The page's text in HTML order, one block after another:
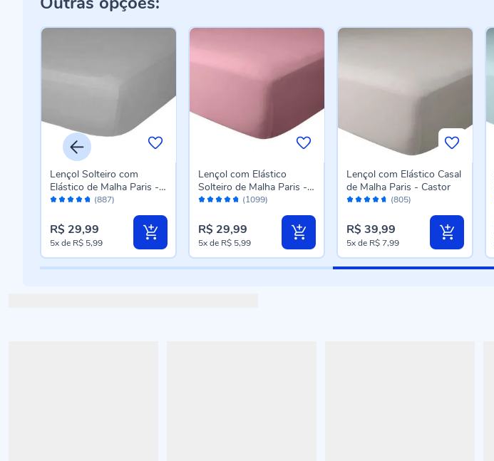
Avaliação: (887)
Lençol Solteiro com
Elástico de Malha Paris -
Cinza
R$ 29,99
5xde R$ 5,99
Avaliação: (1099)
Lençol com Elástico
Solteiro de Malha Paris -
Rosa Cravo
R$ 29,99
5xde R$ 5,99
Avaliação: (805)
Lençol com Elástico Casal
de Malha Paris - Castor
R$ 39,99
5xde R$ 7,99